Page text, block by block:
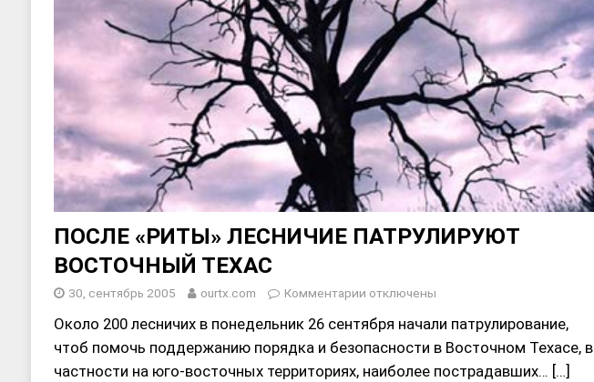
ПОСЛЕ «РИТЫ» ЛЕСНИЧИЕ ПАТРУЛИРУЮТ
ВОСТОЧНЫЙ ТЕХАС
30, сентябрь 2005 ourtx.com Комментарии отключены
Около 200 лесничих в понедельник 26 сентября начали патрулирование,
чтоб помочь поддержанию порядка и безопасности в Восточном Техасе, в
частности на юго-восточных территориях, наиболее пострадавших… […]